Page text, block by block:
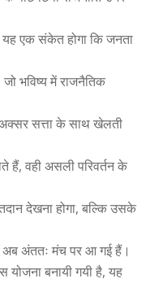
यह एक संकेत होगा कि जनता
भविष्य में राजनैतिक
अक्सर सत्ता के साथ खेलती
हैं, वही असली परिवर्तन के
देखना होगा, बल्कि उसके
अब अंततः मंच पर आ गई हैं।
योजना बनायी गयी है, यह